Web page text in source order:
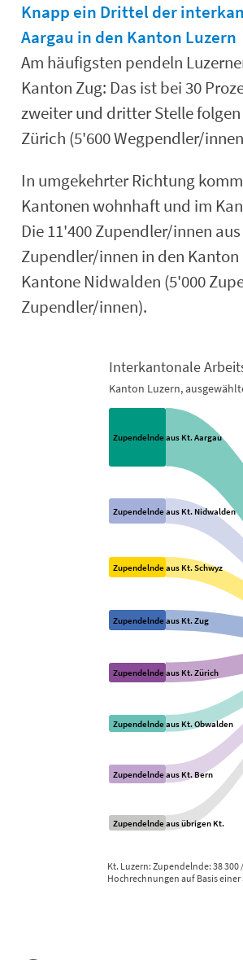
Knapp ein Drittel der
Aargau in den Kanton Luzern
Am häufigsten pendeln
Kanton Zug: Das ist bei 30
zweiter und dritter Stelle
Zürich (5'600 Wegpendler/
In umgekehrter Richtung
Kantonen wohnhaft und im
Die 11'400 Zupendler/innen
Zupendler/innen in den
Kantone Nidwalden (5'000
Zupendler/innen).
Interkantonale
Chart with 16 data points.
Kanton Luzern, ausgewählte Kantone
View as data table, Interkantonale
Kt. Luzern: Zupendelnde: 38
Hochrechnungen auf Basis
Interkantonale
Kanton Luzern,
Zupendelnde aus Kt. Aargau
Zupendelnde aus Kt. Nidwalden
Zupendelnde aus Kt. Schwyz
Zupendelnde aus Kt. Zug
Zupendelnde aus Kt. Zürich
Zupendelnde aus Kt. Obwalden
Zupendelnde aus Kt. Bern
Zupendelnde aus übrigen Kt.